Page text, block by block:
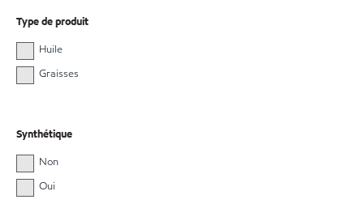
Type de produit
Huile
Graisses
Synthétique
Non
Oui